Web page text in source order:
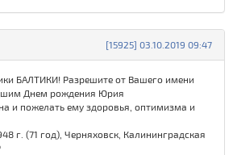
[15925] 03.10.2019 09:47
БАЛТИКИ! Разрешите от Вашего имени
Днем рождения Юрия
и пожелать ему здоровья, оптимизма и
г. (71 год), Черняховск, Калининградская